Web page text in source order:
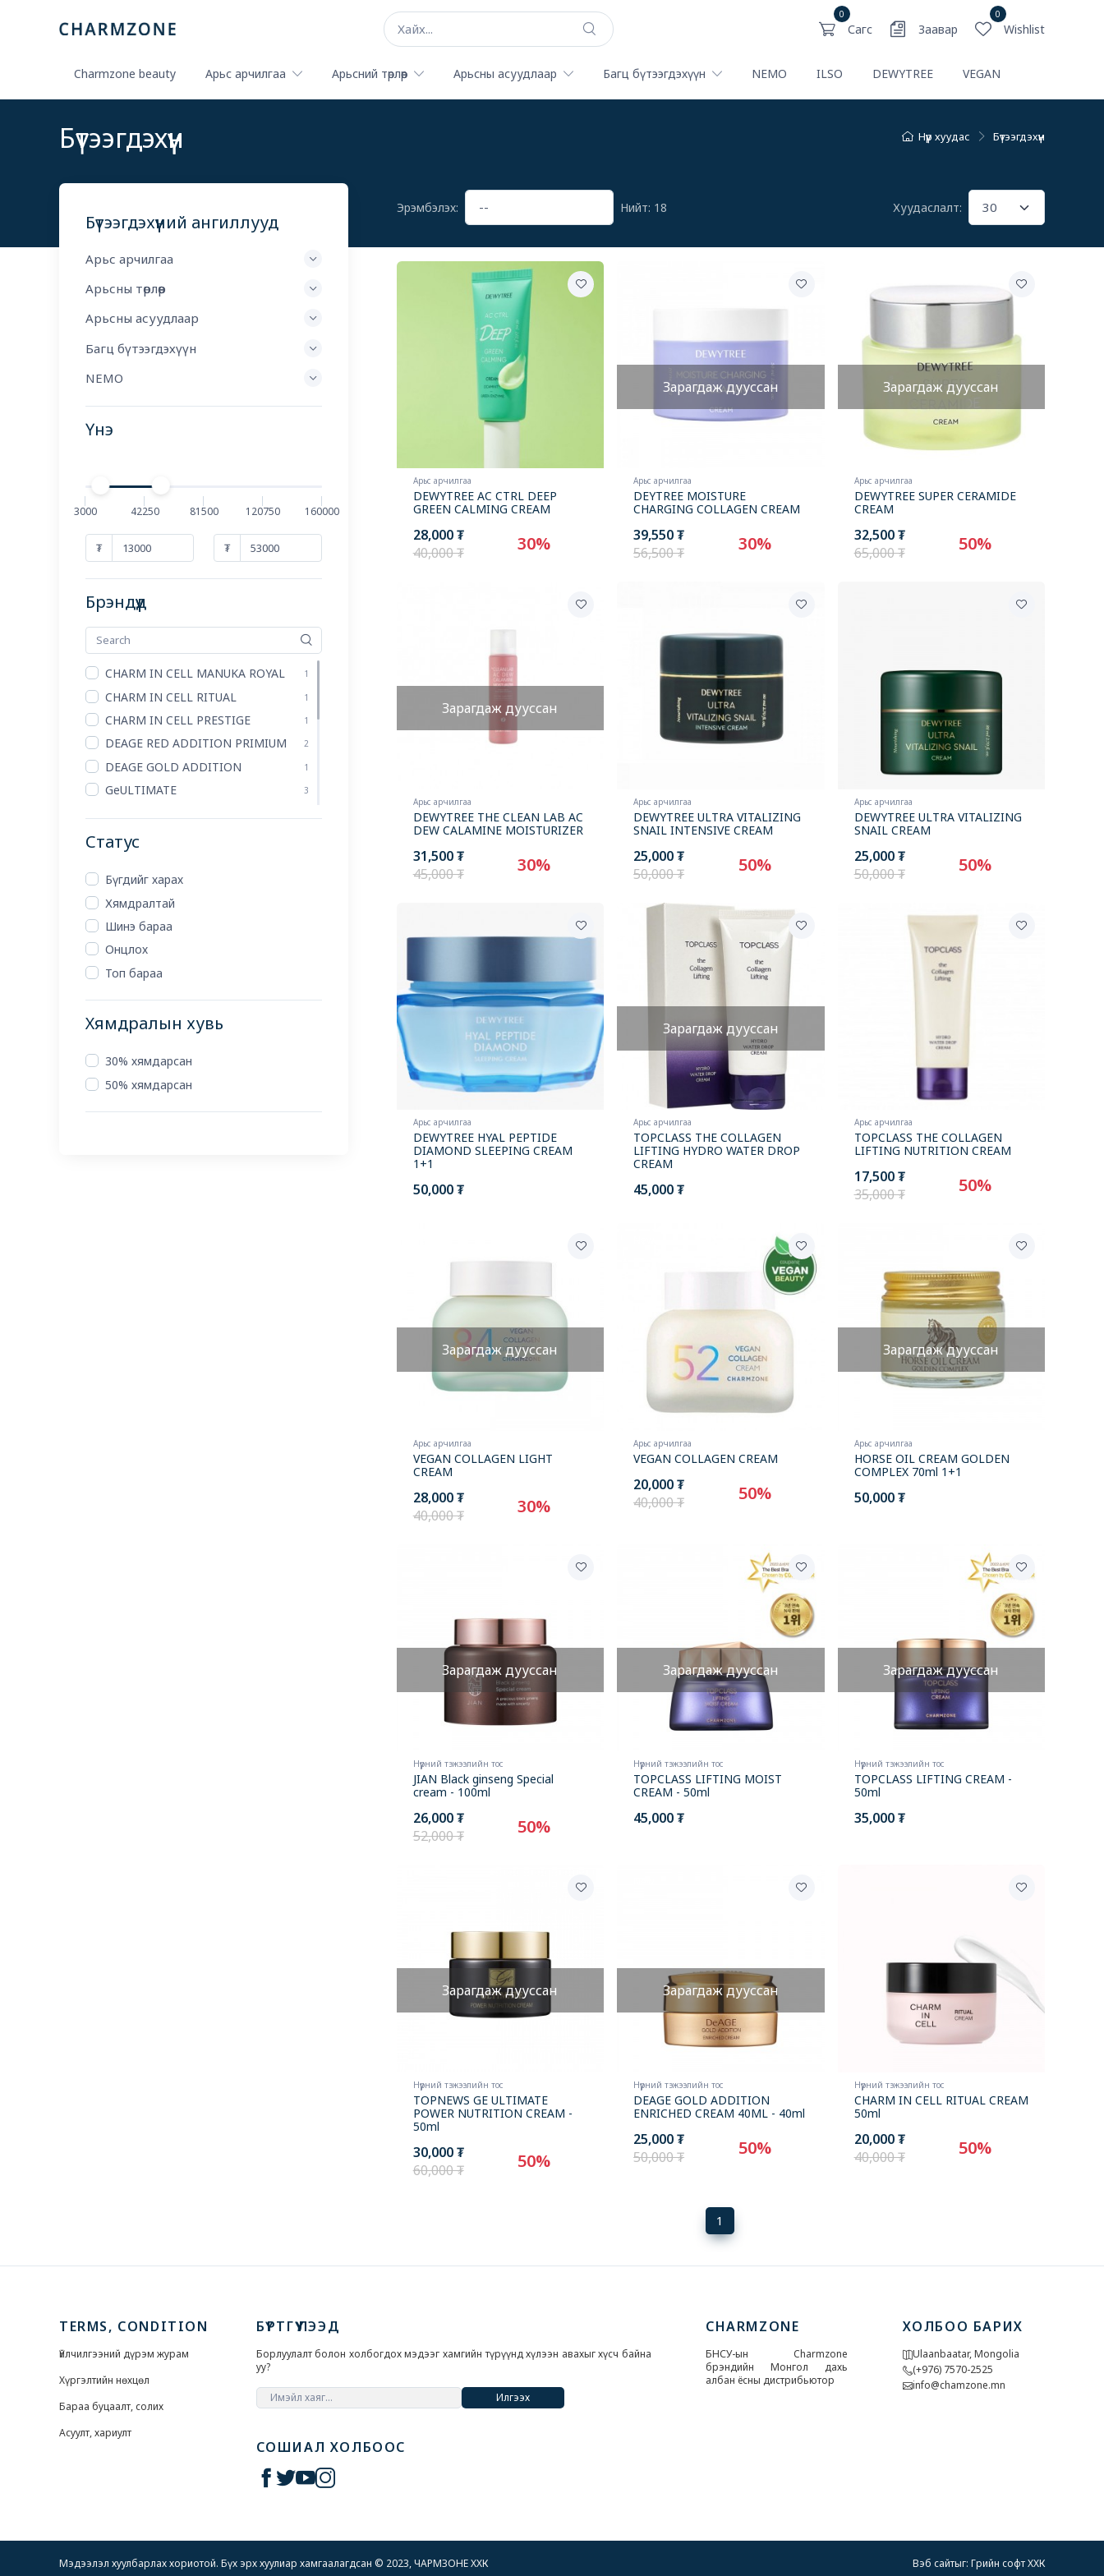
0
Сагс Заавар
0
Wishlist
Charmzone beauty Арьс арчилгаа Арьсний төрлөөр Арьсны асуудлаар Багц бүтээгдэхүүн NEMO ILSO DEWYTREE VEGAN
Нүүр хуудас Бүтээгдэхүүн
Бүтээгдэхүүн
Бүтээгдэхүүний ангиллууд
Арьс арчилгаа
Арьсны төрлөөр
Арьсны асуудлаар
Багц бүтээгдэхүүн
NEMO
Үнэ
3000 42250 81500 120750 160000
₮ ₮
Брэндүүд
CHARM IN CELL MANUKA ROYAL 1
CHARM IN CELL RITUAL 1
CHARM IN CELL PRESTIGE 1
DEAGE RED ADDITION PRIMIUM 2
DEAGE GOLD ADDITION 1
GeULTIMATE 3
JIAN
HORSE OIL
SPECIAL
DE AGE THE BLANC
ILSO
DEWYTREE
VEGAN 2
Статус
Бүгдийг харах
Хямдралтай
Шинэ бараа
Онцлох
Топ бараа
Хямдралын хувь
30% хямдарсан
50% хямдарсан
Эрэмбэлэх: Нийт: 18 Хуудаслалт:
Арьс арчилгаа
DEWYTREE AC CTRL DEEP
GREEN CALMING CREAM
28,000 ₮
40,000 ₮
30%
Зарагдаж дууссан
Арьс арчилгаа
DEYTREE MOISTURE
CHARGING COLLAGEN CREAM
39,550 ₮
56,500 ₮
30%
Зарагдаж дууссан
Арьс арчилгаа
DEWYTREE SUPER CERAMIDE
CREAM
32,500 ₮
65,000 ₮
50%
Зарагдаж дууссан
Арьс арчилгаа
DEWYTREE THE CLEAN LAB AC
DEW CALAMINE MOISTURIZER
31,500 ₮
45,000 ₮
30%
Арьс арчилгаа
DEWYTREE ULTRA VITALIZING
SNAIL INTENSIVE CREAM
25,000 ₮
50,000 ₮
50%
Арьс арчилгаа
DEWYTREE ULTRA VITALIZING
SNAIL CREAM
25,000 ₮
50,000 ₮
50%
Арьс арчилгаа
DEWYTREE HYAL PEPTIDE
DIAMOND SLEEPING CREAM
1+1
50,000 ₮
Зарагдаж дууссан
Арьс арчилгаа
TOPCLASS THE COLLAGEN
LIFTING HYDRO WATER DROP
CREAM
45,000 ₮
Арьс арчилгаа
TOPCLASS THE COLLAGEN
LIFTING NUTRITION CREAM
17,500 ₮
35,000 ₮
50%
Зарагдаж дууссан
Арьс арчилгаа
VEGAN COLLAGEN LIGHT
CREAM
28,000 ₮
40,000 ₮
30%
Арьс арчилгаа
VEGAN COLLAGEN CREAM
20,000 ₮
40,000 ₮
50%
Зарагдаж дууссан
Арьс арчилгаа
HORSE OIL CREAM GOLDEN
COMPLEX 70ml 1+1
50,000 ₮
Зарагдаж дууссан
Нүүрний тэжээлийн тос
JIAN Black ginseng Special
cream - 100ml
26,000 ₮
52,000 ₮
50%
Зарагдаж дууссан
Нүүрний тэжээлийн тос
TOPCLASS LIFTING MOIST
CREAM - 50ml
45,000 ₮
Зарагдаж дууссан
Нүүрний тэжээлийн тос
TOPCLASS LIFTING CREAM -
50ml
35,000 ₮
Зарагдаж дууссан
Нүүрний тэжээлийн тос
TOPNEWS GE ULTIMATE
POWER NUTRITION CREAM -
50ml
30,000 ₮
60,000 ₮
50%
Зарагдаж дууссан
Нүүрний тэжээлийн тос
DEAGE GOLD ADDITION
ENRICHED CREAM 40ML - 40ml
25,000 ₮
50,000 ₮
50%
Нүүрний тэжээлийн тос
CHARM IN CELL RITUAL CREAM
50ml
20,000 ₮
40,000 ₮
50%
1
TERMS, CONDITION
Үйлчилгээний дүрэм журам
Хүргэлтийн нөхцөл
Бараа буцаалт, солих
Асуулт, хариулт
БҮРТГҮҮЛЭЭД
Борлуулалт болон холбогдох мэдээг хамгийн түрүүнд хүлээн авахыг хүсч байна
уу?
Илгээх
СОШИАЛ ХОЛБООС
CHARMZONE
БНСУ-ын Charmzone
брэндийн Монгол дахь
албан ёсны дистрибьютор
ХОЛБОО БАРИХ
Ulaanbaatar, Mongolia
(+976) 7570-2525
info@chamzone.mn
Мэдээлэл хуулбарлах хориотой. Бүх эрх хуулиар хамгаалагдсан © 2023, ЧАРМЗОНЕ ХХК Вэб сайтыг: Грийн софт ХХК